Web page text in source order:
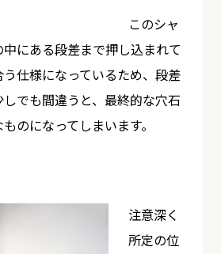
このシャ
中にある段差まで押し込まれて
仕様になっているため、段差
でも間違うと、最終的な穴石
のになってしまいます。
注意深く
所定の位